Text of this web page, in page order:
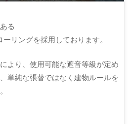
る
リングを採用しております。
より、使用可能な遮音等級が定め
単純な張替ではなく建物ルールを